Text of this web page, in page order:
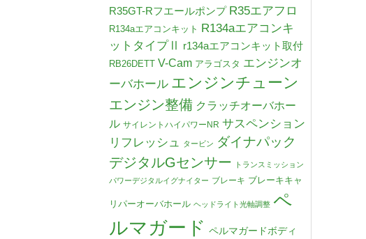
R35GT-Rフエールポンプ R35エアフロ
R134aエアコンキット R134aエアコンキ
ットタイプⅡ
r134aエアコンキット取付
RB26DETT V-Cam アラゴスタ エンジンオ
ーバホール エンジンチューン
エンジン整備 クラッチオーバホー
ル サイレントハイパワーNR サスペンション
リフレッシュ
タービン ダイナパック
デジタルGセンサー
トランスミッション
パワーデジタルイグナイター ブレーキ ブレーキキャ
リパーオーバホール ヘッドライト光軸調整 ペ
ルマガード ペルマガードボディ